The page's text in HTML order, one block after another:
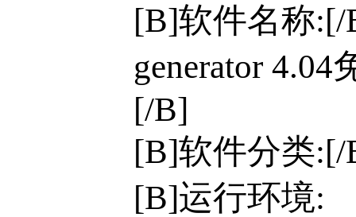
[B]软件名称:[/
generator
[/B]
[B]软件分类
[B]运行环境: